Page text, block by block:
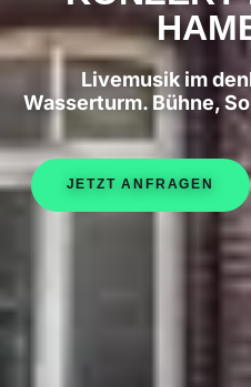
Livemusik im
Wasserturm. Bühne,
JETZT ANFRAGEN